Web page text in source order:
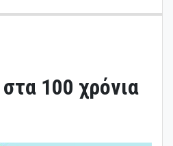
100 χρόνια